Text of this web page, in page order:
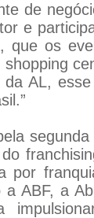
de
e
que os
AL,
por
a ABF, a